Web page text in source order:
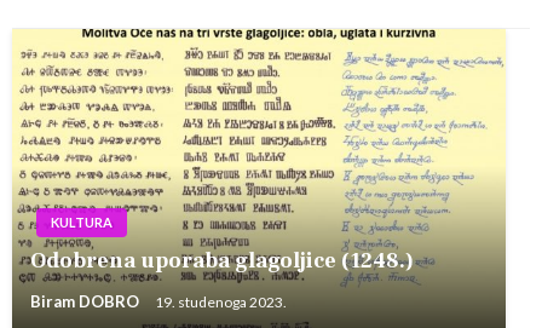
KULTURA
Odobrena uporaba glagoljice (1248.)
Biram DOBRO 19. studenoga 2023.